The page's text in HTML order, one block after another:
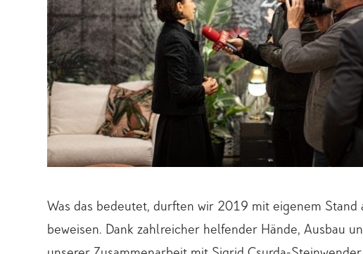
Was das bedeutet, durften wir 2019 mit eigenem Stand
beweisen. Dank zahlreicher helfender Hände, Ausbau